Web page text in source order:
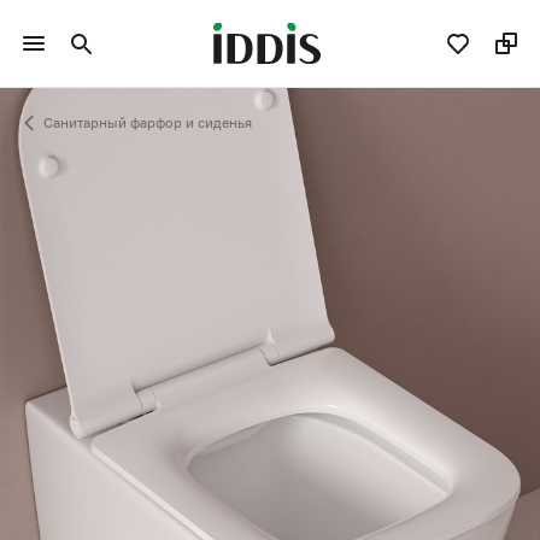
Санитарный фарфор и сиденья